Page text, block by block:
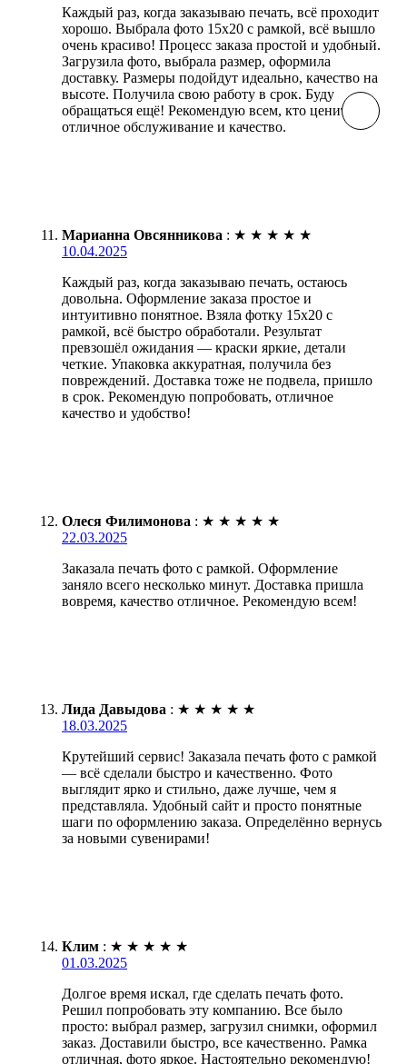
Каждый раз, когда заказываю печать, всё проходит
хорошо. Выбрала фото 15х20 с рамкой, всё вышло
очень красиво! Процесс заказа простой и удобный.
Загрузила фото, выбрала размер, оформила
доставку. Размеры подойдут идеально, качество на
высоте. Получила свою работу в срок. Буду
обращаться ещё! Рекомендую всем, кто ценит
отличное обслуживание и качество.
Марианна Овсянникова : ★ ★ ★ ★ ★
10.04.2025
Каждый раз, когда заказываю печать, остаюсь
довольна. Оформление заказа простое и
интуитивно понятное. Взяла фотку 15х20 с
рамкой, всё быстро обработали. Результат
превзошёл ожидания — краски яркие, детали
четкие. Упаковка аккуратная, получила без
повреждений. Доставка тоже не подвела, пришло
в срок. Рекомендую попробовать, отличное
качество и удобство!
Олеся Филимонова : ★ ★ ★ ★ ★
22.03.2025
Заказала печать фото с рамкой. Оформление
заняло всего несколько минут. Доставка пришла
вовремя, качество отличное. Рекомендую всем!
Лида Давыдова : ★ ★ ★ ★ ★
18.03.2025
Крутейший сервис! Заказала печать фото с рамкой
— всё сделали быстро и качественно. Фото
выглядит ярко и стильно, даже лучше, чем я
представляла. Удобный сайт и просто понятные
шаги по оформлению заказа. Определённо вернусь
за новыми сувенирами!
Клим : ★ ★ ★ ★ ★
01.03.2025
Долгое время искал, где сделать печать фото.
Решил попробовать эту компанию. Все было
просто: выбрал размер, загрузил снимки, оформил
заказ. Доставили быстро, все качественно. Рамка
отличная, фото яркое. Настоятельно рекомендую!